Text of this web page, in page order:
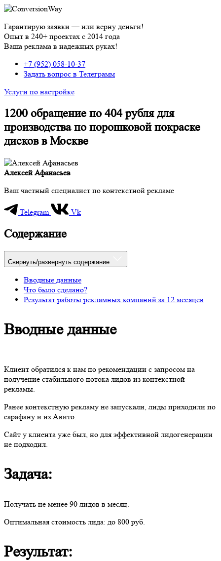
Гарантирую заявки — или верну деньги!
Опыт в 240+ проектах с 2014 года
Ваша реклама в надежных руках!
+7 (952) 058-10-37
Задать вопрос в Телеграмм
Услуги по настройке
1200 обращение по 404 рубля для
производства по порошковой покраске
дисков в Москве
Алексей Афанасьев
Ваш частный специалист по контекстной рекламе
Telegram Vk
Содержание
Свернуть/развернуть содержание
Вводные данные
Что было сделано?
Результат работы рекламных компаний за 12 месяцев
Вводные данные
Клиент обратился к нам по рекомендации с запросом на
получение стабильного потока лидов из контекстной
рекламы.
Ранее контекстную рекламу не запускали, лиды приходили по
сарафану и из Авито.
Сайт у клиента уже был, но для эффективной лидогенерации
не подходил.
Задача:
Получать не менее 90 лидов в месяц.
Оптимальная стоимость лида: до 800 руб.
Результат: